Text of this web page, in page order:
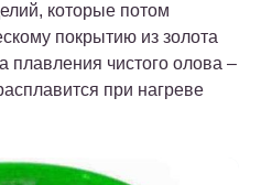
которые потом
покрытию из золота
плавления чистого олова –
при нагреве